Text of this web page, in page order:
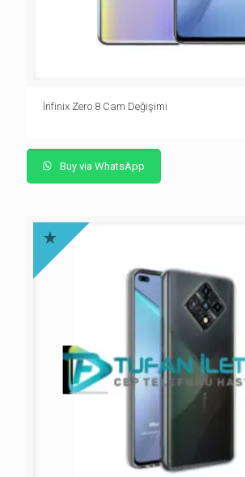
İnfinix Zero 8 Cam Değişimi
Buy via WhatsApp